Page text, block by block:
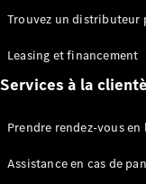
Fourgon
Électrique
Configurateur
Mercedes-
EQV
Trouvez un distributeur
Leasing et financement
Services à la
Prendre rendez-vous
Assistance en cas de